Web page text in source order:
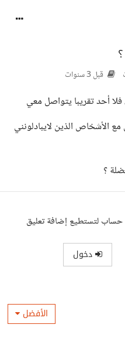
قبل 3 سنوات
أحد تقريبا يتواصل معي
مع الأشخاص الذين لايبادلونني
؟
لتستطيع إضافة تعليق
دخول
الأفضل